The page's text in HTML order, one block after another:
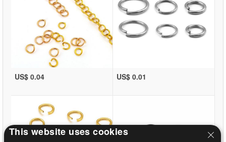
US$ 0.04 US$ 0.01
This website uses cookies